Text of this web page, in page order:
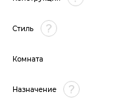
Стиль
Комната
Назначение